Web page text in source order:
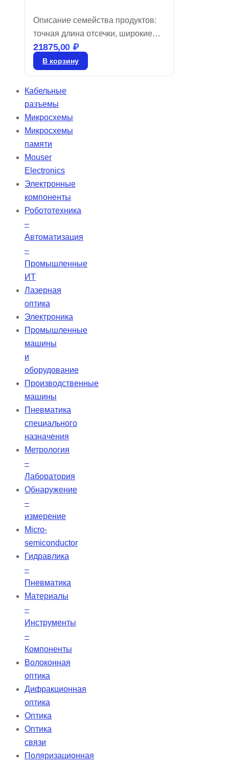
Описание семейства продуктов:
точная длина отсечки, широкие
диапазоны пропускания и
отражения, доступно 4
Дихроичные короткопроходные
для флуоресцентных устройств и
поляризационную зависимость и
21875,00 ₽
В корзину
Кабельные
разъемы
Микросхемы
Микросхемы
памяти
Mouser
Electronics
Электронные
компоненты
Робототехника
–
Автоматизация
–
Промышленные
ИТ
Лазерная
оптика
Электроника
Промышленные
машины
и
оборудование
Производственные
машины
Пневматика
специального
назначения
Метрология
–
Лаборатория
Обнаружение
–
измерение
Micro-
semiconductor
Гидравлика
–
Пневматика
Материалы
–
Инструменты
–
Компоненты
Волоконная
оптика
Дифракционная
оптика
Оптика
Оптика
связи
Поляризационная